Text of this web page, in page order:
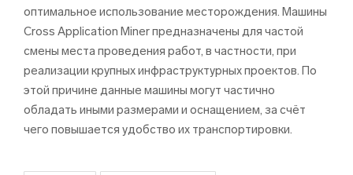
оптимальное использование месторождения. Машины
Cross Application Miner предназначены для частой
смены места проведения работ, в частности, при
реализации крупных инфраструктурных проектов. По
этой причине данные машины могут частично
обладать иными размерами и оснащением, за счёт
чего повышается удобство их транспортировки.